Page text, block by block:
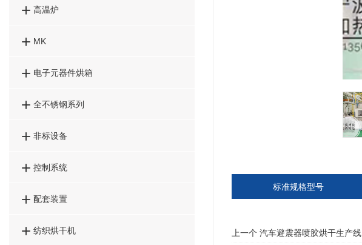
 高温炉
 MK
 电子元器件烘箱
 全不锈钢系列
 非标设备
 控制系统
 配套装置
 纺织烘干机
标准规格型号
上一个 汽车避震器喷胶烘干生产线